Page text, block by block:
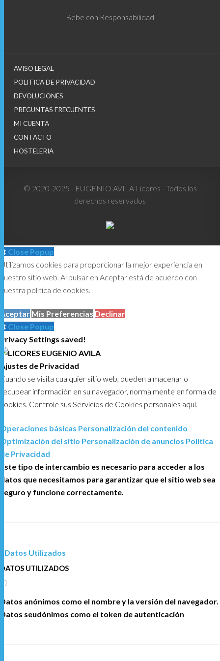
Bebe con Responsabilidad
AVISO LEGAL
POLITICA DE PRIVACIDAD
DEVOLUCIONES
PREGUNTAS FRECUENTES
MI CUENTA
CONTACTO
HOSTELERIA
© 2020-2025 - EUGENIO AVILA Licores - Todos los
derechos reservados
MENU
Close Popup
Utilizamos cookies para proporcionar la mejor experiencia en
nuestro sitio web. Al pulsar en Aceptar está de acuerdo con
nuestra política de cookies.
Aceptar Mis Preferencias Declinar
Close Popup
Privacy Settings saved!
Ajustes de Privacidad
Cuando se visita cualquier sitio web, pueden almacenar o
recupear información en su navegador, normalmente en forma de
cookies. Controle sus Servicios de Cookies personales aquí.
Operaciones básicas Personalización del contenido
Optimización del sitio Personalización de anuncios Politica
de Privacidad
Este tipo de intercambio es necesario para acceder a los
datos que necesitamos para garantizar que el sitio web sea
seguro y funcione correctamente.
Datos Utilizados
DATOS UTILIZADOS
Datos anónimos como el nombre y la versión del navegador.
Datos seudónimos como el token de autenticación